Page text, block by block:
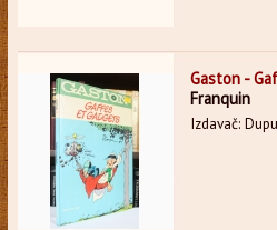
Gaston -
Franquin
Izdavač: